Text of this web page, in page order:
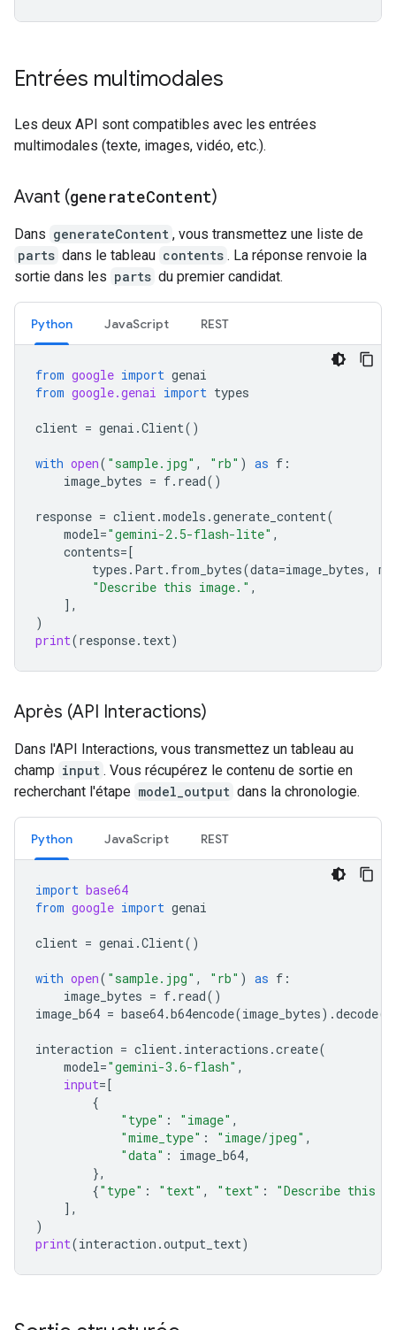
Entrées multimodales
Les deux API sont compatibles avec les entrées
multimodales (texte, images, vidéo, etc.).
Avant (generateContent)
Dans generateContent , vous transmettez une liste de
parts dans le tableau contents . La réponse renvoie la
sortie dans les parts du premier candidat.
Python JavaScript REST
from google import genai
from google.genai import types
client = genai .Client()
with open( "sample.jpg" , "rb" ) as f :
image_bytes = f. read()
response = client.models .generate_content(
model="gemini-2.5-flash-lite" ,
contents=[
types . Part. from_bytes(data=image_bytes,
"Describe this image." ,
],
)
print(response. text)
Après (API Interactions)
Dans l'API Interactions, vous transmettez un tableau au
champ input . Vous récupérez le contenu de sortie en
recherchant l'étape model_output dans la chronologie.
Python JavaScript REST
import base64
from google import genai
client = genai .Client()
with open( "sample.jpg" , "rb" ) as f :
image_bytes = f. read()
image_b64 = base64.b64encode(image_bytes) .decode(
interaction = client. interactions .create(
model="gemini-3.6-flash" ,
input=[
{
"type" : "image" ,
"mime_type" : "image/jpeg" ,
"data" : image_b64,
},
{"type" : "text" , "text" :
"Describe this
],
)
print(interaction .output_text)